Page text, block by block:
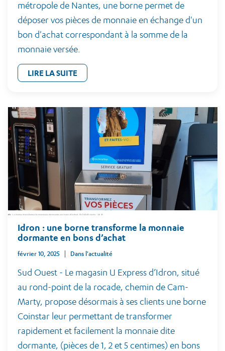
métropole de Nantes, une borne permet de
déposer vos pièces de monnaie en échange d'un
bon d'achat correspondant à la somme de la
monnaie versée.
LIRE LA SUITE
Idron : une borne transforme la monnaie
dormante en bons d’achat
février 10, 2025 Dans l'actualité
Sud Ouest - Le magasin U Express d’Idron, situé
au rond-point de la rocade, chemin de Cam-
Marty, propose désormais à ses clients une borne
Coinstar leur permettant de transformer
rapidement et facilement la monnaie dite
dormante, (pièces de 1, 2 et 5 centimes) en bons